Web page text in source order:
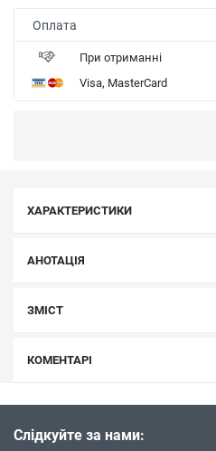
Оплата
При отриманні
Visa, MasterCard
ХАРАКТЕРИСТИКИ
АНОТАЦІЯ
ЗМІСТ
КОМЕНТАРІ
Слідкуйте за нами: